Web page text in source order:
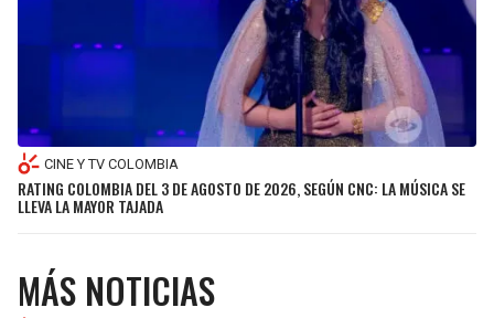
PACKERS
VIKINGS
TIMBERWOLVES
THUNDER
CINE Y TV COLOMBIA
RATING COLOMBIA DEL 3 DE AGOSTO DE 2026, SEGÚN CNC: LA MÚSICA SE
LLEVA LA MAYOR TAJADA
MÁS NOTICIAS